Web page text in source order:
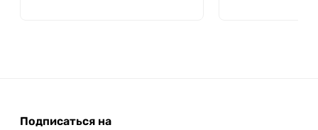
Подписаться на